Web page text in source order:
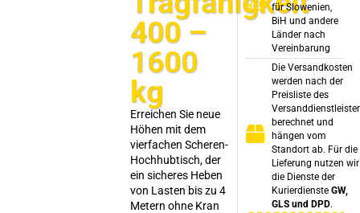
400 –
1600
kg
Erreichen Sie neue
Höhen mit dem
vierfachen Scheren-
Hochhubtisch, der
ein sicheres Heben
von Lasten bis zu 4
Metern ohne Kran
für Slowenien,
BiH und andere
Länder nach
Vereinbarung
Die Versandkosten
werden nach der
Preisliste des
berechnet und
hängen vom
Standort ab. Für die
Lieferung nutzen wir
die Dienste der
Kurierdienste GW,
GLS und DPD.